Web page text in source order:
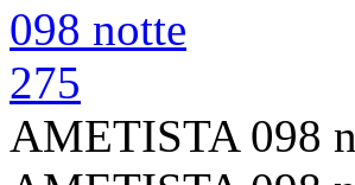
AMETISTA 098